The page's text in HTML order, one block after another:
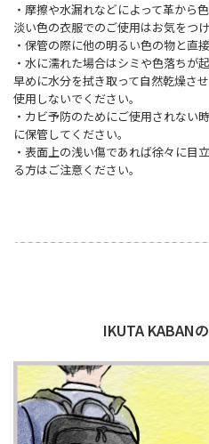
・摩擦や水漏れなどによって革から
淡い色の衣服でのご使用はお気をつけ
・保管の際に他の明るい色の物と直
・水に濡れた場合はシミや色落ちが
早めに水分を拭き取って自然乾燥さ
使用しないでください。
・カビ予防のためにご使用されない
に保管してください。
・表面上の浅い傷であれば徐々に目
る方はご注意ください。
IKUTA KABAN